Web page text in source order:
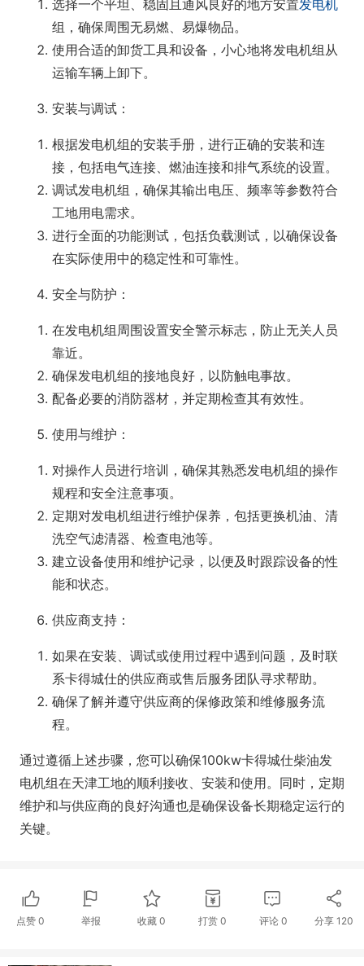
选择一个平坦、稳固且通风良好的地方安置发电机
组，确保周围无易燃、易爆物品。
使用合适的卸货工具和设备，小心地将发电机组从
运输车辆上卸下。
安装与调试 ‌：
根据发电机组的安装手册，进行正确的安装和连
接，包括电气连接、燃油连接和排气系统的设置。
调试发电机组，确保其输出电压、频率等参数符合
工地用电需求。
进行全面的功能测试，包括负载测试，以确保设备
在实际使用中的稳定性和可靠性。
安全与防护 ‌：
在发电机组周围设置安全警示标志，防止无关人员
靠近。
确保发电机组的接地良好，以防触电事故。
配备必要的消防器材，并定期检查其有效性。
使用与维护 ‌：
对操作人员进行培训，确保其熟悉发电机组的操作
规程和安全注意事项。
定期对发电机组进行维护保养，包括更换机油、清
洗空气滤清器、检查电池等。
建立设备使用和维护记录，以便及时跟踪设备的性
能和状态。
供应商支持 ‌：
如果在安装、调试或使用过程中遇到问题，及时联
系卡得城仕的供应商或售后服务团队寻求帮助。
确保了解并遵守供应商的保修政策和维修服务流
程。
通过遵循上述步骤，您可以确保100kw卡得城仕柴油发
电机组在天津工地的顺利接收、安装和使用。同时，定期
维护和与供应商的良好沟通也是确保设备长期稳定运行的
关键。
点赞 0 举报 收藏0 打赏 0 评论 0 分享 120